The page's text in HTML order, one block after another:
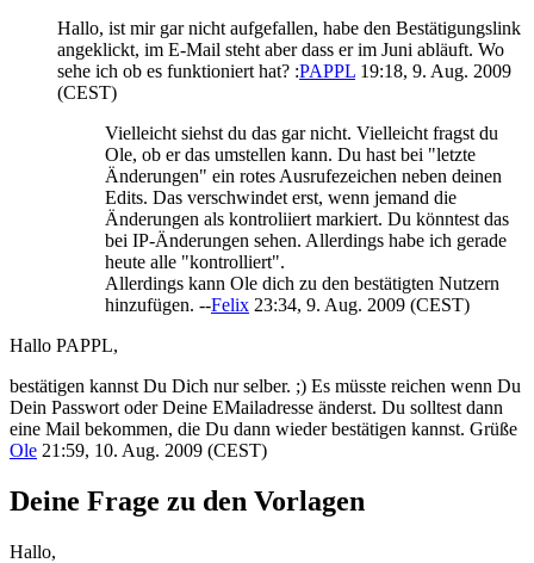
Hallo, ist mir gar nicht aufgefallen, habe den Bestätigungslink
angeklickt, im E-Mail steht aber dass er im Juni abläuft. Wo
sehe ich ob es funktioniert hat? :PAPPL 19:18, 9. Aug. 2009
(CEST)
Vielleicht siehst du das gar nicht. Vielleicht fragst du
Ole, ob er das umstellen kann. Du hast bei "letzte
Änderungen" ein rotes Ausrufezeichen neben deinen
Edits. Das verschwindet erst, wenn jemand die
Änderungen als kontroliiert markiert. Du könntest das
bei IP-Änderungen sehen. Allerdings habe ich gerade
heute alle "kontrolliert".
Allerdings kann Ole dich zu den bestätigten Nutzern
hinzufügen. --Felix 23:34, 9. Aug. 2009 (CEST)
Hallo PAPPL,
bestätigen kannst Du Dich nur selber. ;) Es müsste reichen wenn Du
Dein Passwort oder Deine EMailadresse änderst. Du solltest dann
eine Mail bekommen, die Du dann wieder bestätigen kannst. Grüße
Ole 21:59, 10. Aug. 2009 (CEST)
Deine Frage zu den Vorlagen
Hallo,